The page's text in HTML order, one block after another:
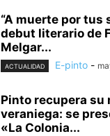
“A muerte por tus
debut literario de
Melgar...
ACTUALIDAD E-pinto -
Pinto recupera su
veraniega: se
«La Colonia...